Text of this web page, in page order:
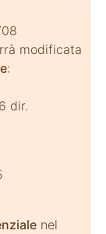
modificata
:
dir.
nel